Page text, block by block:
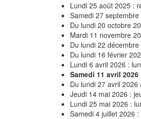
Lundi 25 août 2025 :
Samedi 27
Du lundi 20 octobre
Mardi 11 novembre
Du lundi 22
Du lundi 16 février
Lundi 6 avril 2026 :
Samedi 11 avril 2026
Du lundi 27 avril
Jeudi 14 mai 2026 :
Lundi 25 mai 2026 :
Samedi 4 juillet 2026